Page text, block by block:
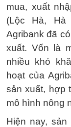
mua, xuất
(Lộc Hà,
Agribank đã
xuất. Vốn là
nhiều khó
hoạt của
sản xuất, hợp
mô hình nông
Hiện nay,